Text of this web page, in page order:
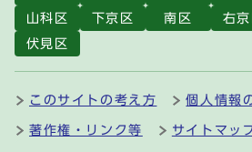
山科区
下京区 南区 右京
伏見区
このサイトの考え方 個人情報
著作権・リンク等 サイトマッ